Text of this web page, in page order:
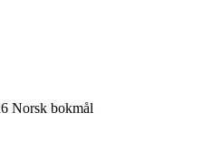
Norsk bokmål